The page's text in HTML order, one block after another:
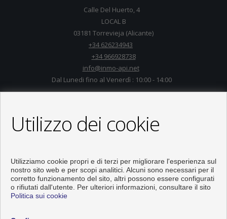
Calle Del Huerto, 4
LOCAL B
03181 Torrevieja (Alicante)
+34 626234943
+34 966928738
info@inmo-api.net
Dal Lunedi fino al Venerdì : 10:00 - 14:00
Pisi e case in vendita a Torrevieja
Utilizzo dei cookie
Utilizziamo cookie propri e di terzi per migliorare l'esperienza sul
nostro sito web e per scopi analitici. Alcuni sono necessari per il
corretto funzionamento del sito, altri possono essere configurati
o rifiutati dall'utente. Per ulteriori informazioni, consultare il sito
Politica sui cookie